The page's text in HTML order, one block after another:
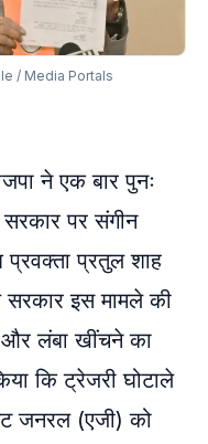
/ Media Portals
ने एक बार पुनः
पर संगीन
प्रतुल शाह
इस मामले की
और लंबा खींचने का
कि ट्रेजरी घोटाले
जनरल (एजी) को